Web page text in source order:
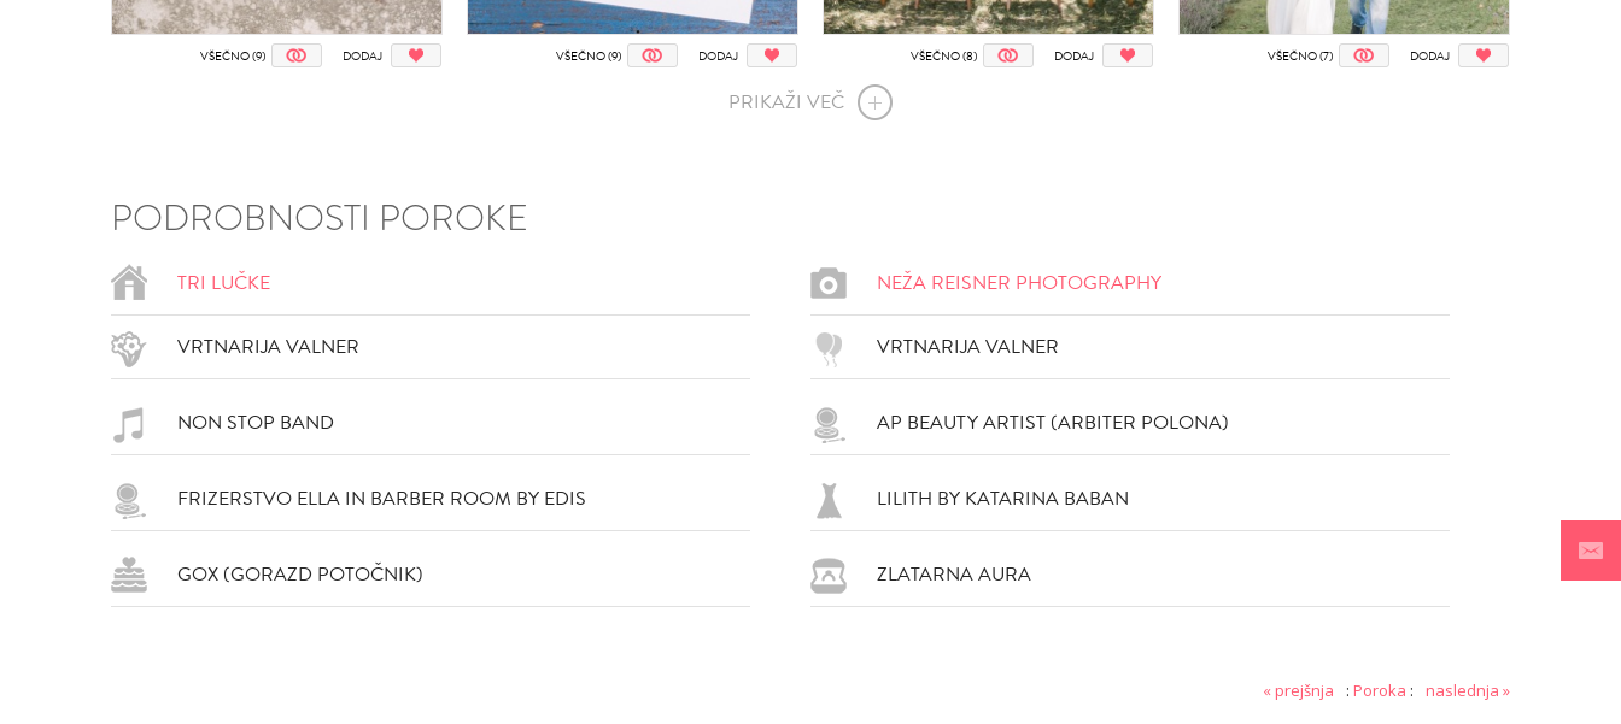
DODAJ
VŠEČNO (9) DODAJ
VŠEČNO (9) DODAJ
VŠEČNO (8) DODAJ
VŠEČNO (7)
PRIKAŽI VEČ
PODROBNOSTI POROKE
TRI LUČKE NEŽA REISNER PHOTOGRAPHY
VRTNARIJA VALNER VRTNARIJA VALNER
NON STOP BAND AP BEAUTY ARTIST (ARBITER POLONA)
FRIZERSTVO ELLA IN BARBER ROOM BY EDIS LILITH BY KATARINA BABAN
GOX (GORAZD POTOČNIK) ZLATARNA AURA
« prejšnja : Poroka : naslednja »